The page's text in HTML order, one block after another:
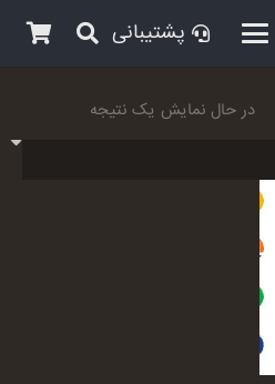
پشتیبانی
در حال نمایش یک نتیجه